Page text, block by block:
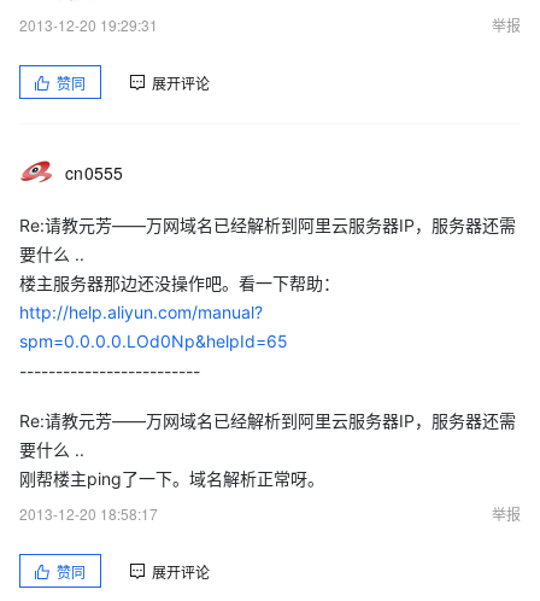
2013-12-20 19:29:31 举报
赞同 展开评论
cn0555
Re:请教元芳——万网域名已经解析到阿里云服务器IP，服务器还需
要什么 ..
楼主服务器那边还没操作吧。看一下帮助：
http://help.aliyun.com/manual?
spm=0.0.0.0.LOd0Np&helpId=65
-------------------------
Re:请教元芳——万网域名已经解析到阿里云服务器IP，服务器还需
要什么 ..
刚帮楼主ping了一下。域名解析正常呀。
2013-12-20 18:58:17
举报
赞同 展开评论